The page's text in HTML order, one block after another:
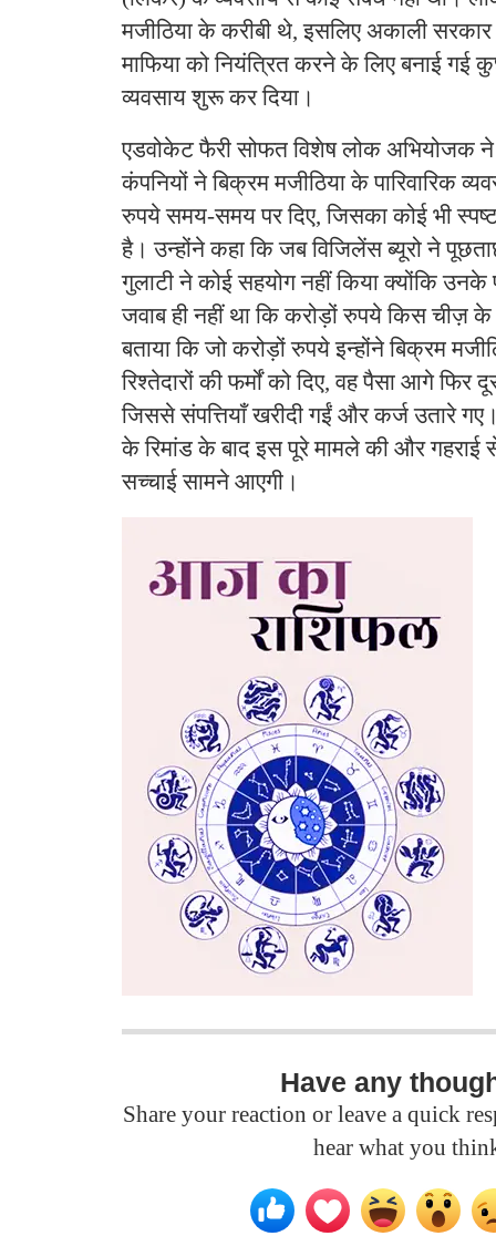
मजीठिया के करीबी थे, इसलिए अकाली
माफिया को नियंत्रित करने के लिए बनाई गई
व्यवसाय शुरू कर दिया।
एडवोकेट फैरी सोफत विशेष लोक अभियोजक
कंपनियों ने बिक्रम मजीठिया के पारिवारिक
रुपये समय-समय पर दिए, जिसका कोई भी
है। उन्होंने कहा कि जब विजिलेंस ब्यूरो ने
गुलाटी ने कोई सहयोग नहीं किया क्योंकि उनके
जवाब ही नहीं था कि करोड़ों रुपये किस चीज़ के
बताया कि जो करोड़ों रुपये इन्होंने बिक्रम
रिश्तेदारों की फर्मों को दिए, वह पैसा आगे फिर
जिससे संपत्तियाँ खरीदी गईं और कर्ज उतारे
के रिमांड के बाद इस पूरे मामले की और गहराई
सच्चाई सामने आएगी।
Have any
Share your reaction or leave a quick
hear what you